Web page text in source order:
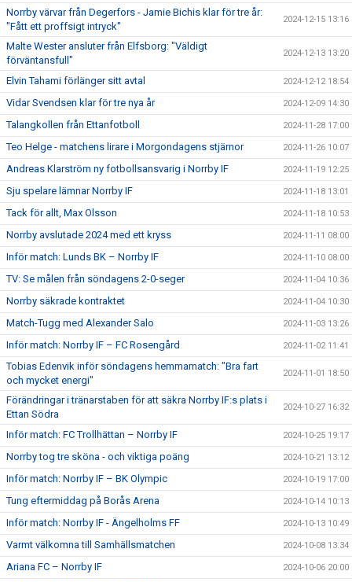
Norrby värvar från Degerfors - Jamie Bichis klar för tre år:
"Fått ett proffsigt intryck"
2024-12-15 13:16
Malte Wester ansluter från Elfsborg: "Väldigt
förväntansfull"
2024-12-13 13:20
Elvin Tahami förlänger sitt avtal 2024-12-12 18:54
Vidar Svendsen klar för tre nya år 2024-12-09 14:30
Talangkollen från Ettanfotboll 2024-11-28 17:00
Teo Helge - matchens lirare i Morgondagens stjärnor 2024-11-26 10:07
Andreas Klarström ny fotbollsansvarig i Norrby IF 2024-11-19 12:25
Sju spelare lämnar Norrby IF 2024-11-18 13:01
Tack för allt, Max Olsson 2024-11-18 10:53
Norrby avslutade 2024 med ett kryss 2024-11-11 08:00
Inför match: Lunds BK – Norrby IF 2024-11-10 08:00
TV: Se målen från söndagens 2-0-seger 2024-11-04 10:36
Norrby säkrade kontraktet 2024-11-04 10:30
Match-Tugg med Alexander Salo 2024-11-03 13:26
Inför match: Norrby IF – FC Rosengård 2024-11-02 11:41
Tobias Edenvik inför söndagens hemmamatch: "Bra fart
och mycket energi"
2024-11-01 18:50
Förändringar i tränarstaben för att säkra Norrby IF:s plats i
Ettan Södra
2024-10-27 16:32
Inför match: FC Trollhättan – Norrby IF 2024-10-25 19:17
Norrby tog tre sköna - och viktiga poäng 2024-10-21 13:12
Inför match: Norrby IF – BK Olympic 2024-10-19 17:00
Tung eftermiddag på Borås Arena 2024-10-14 10:13
Inför match: Norrby IF - Ängelholms FF 2024-10-13 10:49
Varmt välkomna till Samhällsmatchen 2024-10-08 13:34
Ariana FC – Norrby IF 2024-10-06 20:00